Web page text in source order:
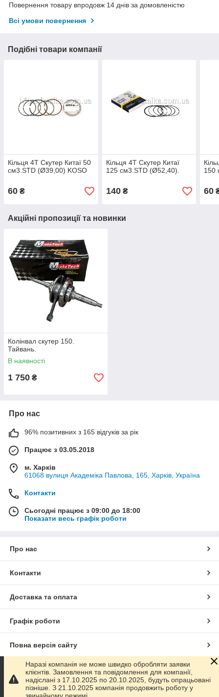
Повернення товару впродовж 14 днів за домовленістю
Всі умови повернення
Подібні товари компанії
Кільця 4T Скутер Китаї 50
см3.STD (Ø39,00) KOSO
60 ₴
Кільця 4T Скутер Китаї
125 см3.STD (Ø52,40).
140₴
150
60
Акційні пропозиції та новинки
Колінвал скутер 150.
Тайвань.
В наявності
1 750 ₴
Про нас
96% позитивних з 165 відгуків за рік
Працює з 03.05.2018
м. Харків
61068 вулиця Академіка Павлова, 165, Харків, Україна
Контакти
Сьогодні працює з 09:00 до 18:00
Показати весь графік роботи
Про нас
Контакти
Доставка та оплата
Графік роботи
Повна версія сайту
Сайт створено на маркетплейсіProm.ua
Політика конфіденційності
Наразі компанія не може швидко обробляти заявки
клієнтів. Замовлення та повідомлення для компанії,
надіслані з 17.10.2025 по 20.10.2025, будуть опрацьовані
пізніше. З 21.10.2025 компанія продовжить роботу у